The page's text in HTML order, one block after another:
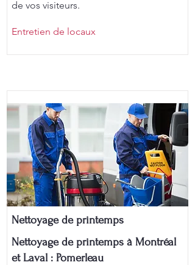
de vos visiteurs.
Entretien de locaux
Nettoyage de printemps
Nettoyage de printemps à Montréal
et Laval : Pomerleau